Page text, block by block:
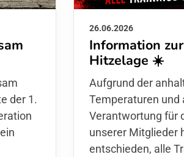
sind
1. FFC
mit
26.06.2026
Information
Hitzelage ☀️
Aufgrund der
Temperaturen und
Verantwortung für
unserer Mitglieder
entschieden, alle